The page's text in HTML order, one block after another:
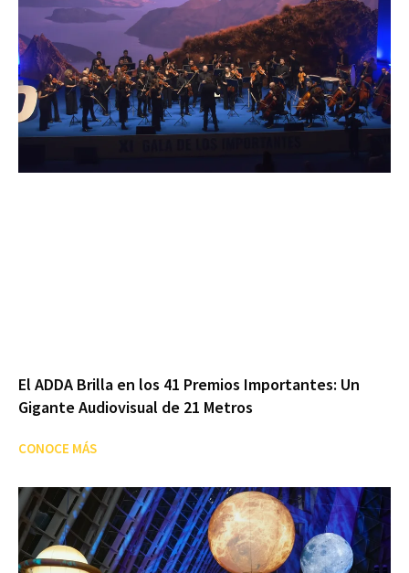
El ADDA Brilla en los 41 Premios Importantes: Un
Gigante Audiovisual de 21 Metros
CONOCE MÁS